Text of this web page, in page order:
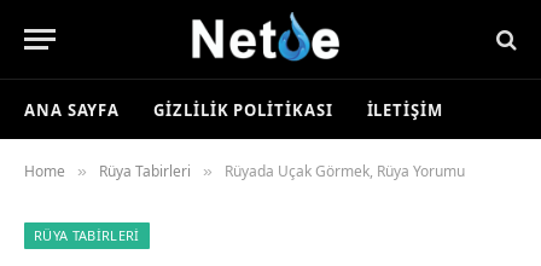
ANA SAYFA GIZLILIK POLITIKASI İLETIŞIM
Home » Rüya Tabirleri » Rüyada Uçak Görmek, Rüya Yorumu
RÜYA TABIRLERI